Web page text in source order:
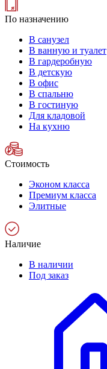
По назначению
В санузел
В ванную и туалет
В гардеробную
В детскую
В офис
В спальню
В гостиную
Для кладовой
На кухню
Стоимость
Эконом класса
Премиум класса
Элитные
Наличие
В наличии
Под заказ